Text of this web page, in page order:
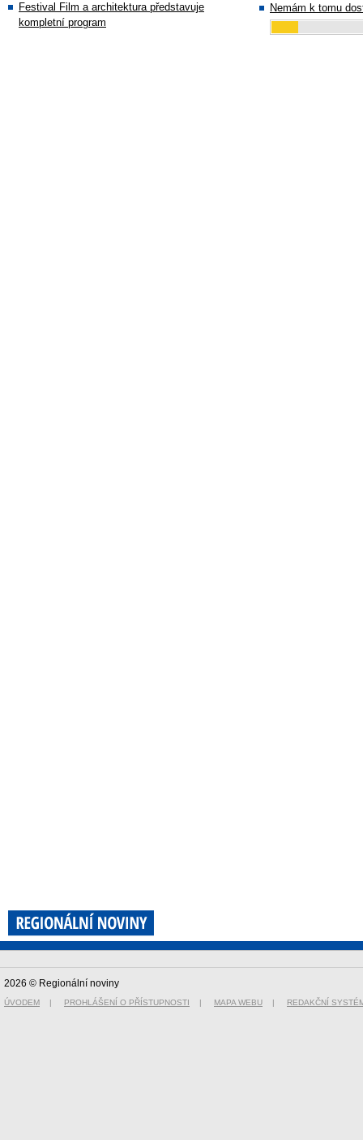
Festival Film a architektura představuje
kompletní program
Nemám k tomu
2026 © Regionální noviny
ÚVODEM | PROHLÁŠENÍ O PŘÍSTUPNOSTI | MAPA WEBU | REDAKČNÍ